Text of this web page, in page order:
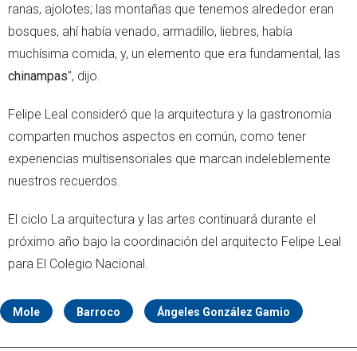
ranas, ajolotes; las montañas que tenemos alrededor eran
bosques, ahí había venado, armadillo, liebres, había
muchísima comida, y, un elemento que era fundamental, las
chinampas”, dijo.
Felipe Leal consideró que la arquitectura y la gastronomía
comparten muchos aspectos en común, como tener
experiencias multisensoriales que marcan indeleblemente
nuestros recuerdos.
El ciclo La arquitectura y las artes continuará durante el
próximo año bajo la coordinación del arquitecto Felipe Leal
para El Colegio Nacional.
Mole Barroco Ángeles González Gamio